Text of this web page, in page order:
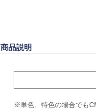
商品説明
※単色、特色の場合でも